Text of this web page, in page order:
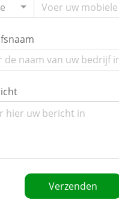
Verzenden